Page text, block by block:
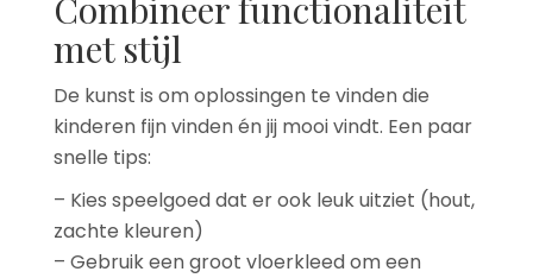
Combineer functionaliteit
met stijl
De kunst is om oplossingen te vinden die
kinderen fijn vinden én jij mooi vindt. Een paar
snelle tips:
– Kies speelgoed dat er ook leuk uitziet (hout,
zachte kleuren)
– Gebruik een groot vloerkleed om een